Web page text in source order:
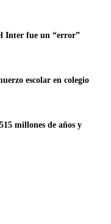
Inter fue un “error”
escolar en colegio
millones de años y